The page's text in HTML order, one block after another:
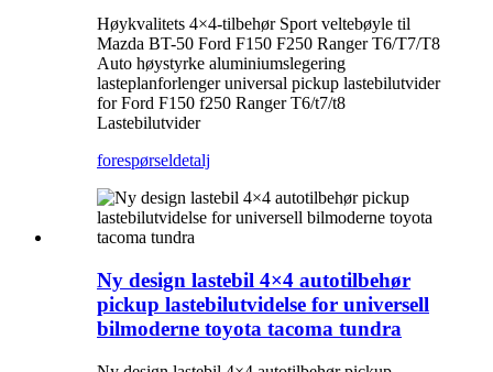
Høykvalitets 4×4-tilbehør Sport veltebøyle til
Mazda BT-50 Ford F150 F250 Ranger T6/T7/T8
Auto høystyrke aluminiumslegering
lasteplanforlenger universal pickup lastebilutvider
for Ford F150 f250 Ranger T6/t7/t8
Lastebilutvider
forespørseldetalj
Ny design lastebil 4×4 autotilbehør
pickup lastebilutvidelse for universell
bilmoderne toyota tacoma tundra